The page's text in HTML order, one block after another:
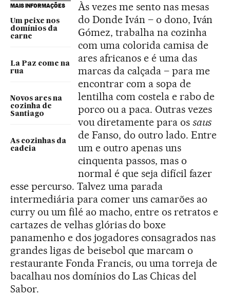
MAIS INFORMAÇÕES
Um peixe nos
domínios da
carne
La Paz come na
rua
Novos ares na
cozinha de
Santiago
As cozinhas da
cadeia
Às vezes me sento nas mesas
do Donde Iván – o dono, Iván
Gómez, trabalha na cozinha
com uma colorida camisa de
ares africanos e é uma das
marcas da calçada – para me
encontrar com a sopa de
lentilha com costela e rabo de
porco ou a paca. Outras vezes
vou diretamente para os saus
de Fanso, do outro lado. Entre
um e outro apenas uns
cinquenta passos, mas o
normal é que seja difícil fazer
esse percurso. Talvez uma parada
intermediária para comer uns camarões ao
curry ou um filé ao macho, entre os retratos e
cartazes de velhas glórias do boxe
panamenho e dos jogadores consagrados nas
grandes ligas de beisebol que marcam o
restaurante Fonda Francis, ou uma torreja de
bacalhau nos domínios do Las Chicas del
Sabor.